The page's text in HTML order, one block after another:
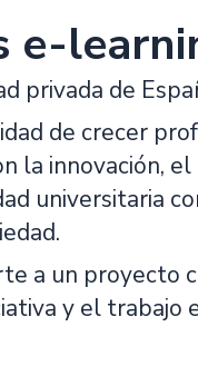
privada de
de crecer
la innovación,
universitaria
a un proyecto
y el trabajo